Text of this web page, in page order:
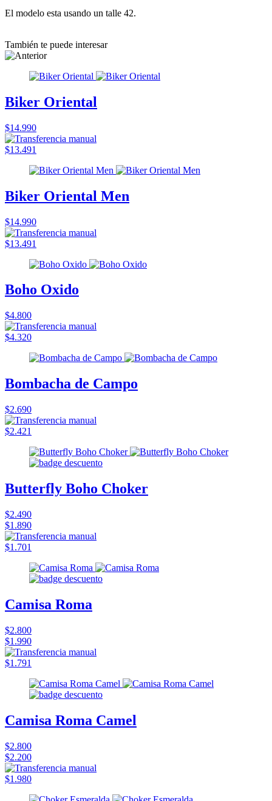
El modelo esta usando un talle 42.
También te puede interesar
Biker Oriental
$14.990
$13.491
Biker Oriental Men
$14.990
$13.491
Boho Oxido
$4.800
$4.320
Bombacha de Campo
$2.690
$2.421
Butterfly Boho Choker
$2.490
$1.890
$1.701
Camisa Roma
$2.800
$1.990
$1.791
Camisa Roma Camel
$2.800
$2.200
$1.980